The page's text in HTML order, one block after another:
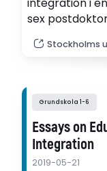
sex
Stockholms
Institutionen
integration.
Stockholms
Grundskola 1-6
Essays on
Integration
2019-05-21